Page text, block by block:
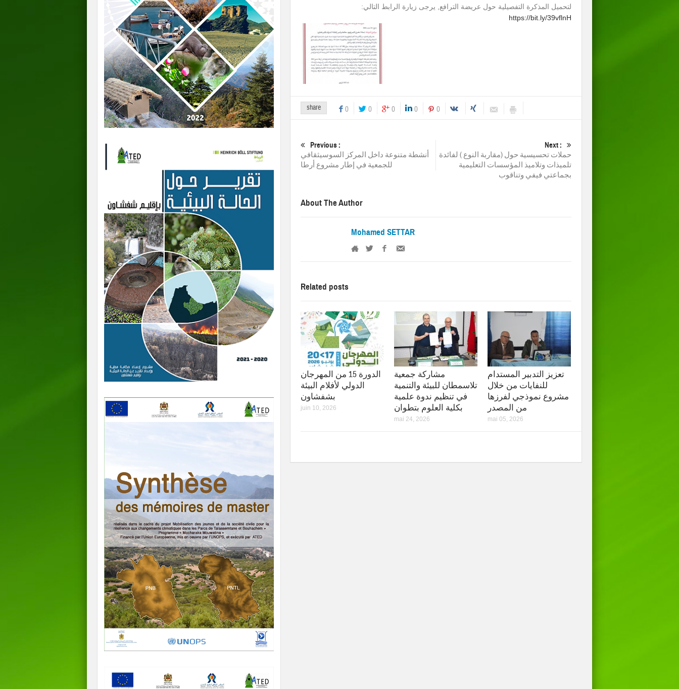
لتحميل المذكرة التفصيلية حول عريضة الترافع, يرجى زيارة الرابط التالي:
https://bit.ly/39vflnH
share 0 0 0 0 0
Previous :
أنشطة متنوعة داخل المركز السوسيثقافي
للجمعية في إطار مشروع أرطا
Next :
حملات تحسيسية حول (مقاربة النوع ) لفائدة
تلميذات وتلاميذ المؤسسات التعليمية
بجماعتي فيفي وتناقوب
About The Author
Mohamed SETTAR
Related posts
الدورة 15 من المهرجان
الدولي لأفلام البيئة
بشفشاون
juin 10, 2026
مشاركة جمعية
تلاسمطان للبيئة والتنمية
في تنظيم ندوة علمية
بكلية العلوم بتطوان
mai 24, 2026
تعزيز التدبير المستدام
للنفايات من خلال
مشروع نموذجي لفرزها
من المصدر
mai 05, 2026